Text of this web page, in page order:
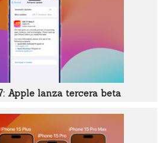
Apple lanza tercera beta